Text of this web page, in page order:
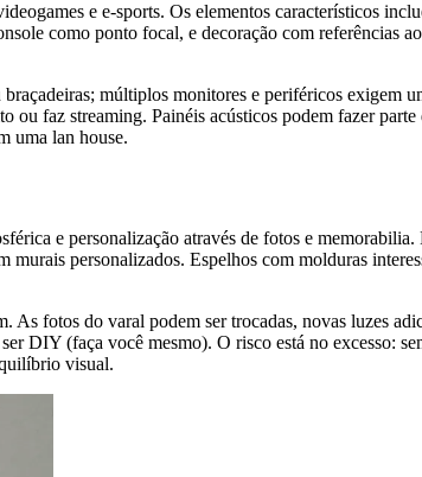
e e-sports. Os elementos característicos
como ponto focal, e decoração com referências
múltiplos monitores e periféricos exigem
faz streaming. Painéis acústicos podem fazer
uma lan house.
e personalização através de fotos e
personalizados. Espelhos com molduras
fotos do varal podem ser trocadas, novas luzes
DIY (faça você mesmo). O risco está no excesso:
visual.